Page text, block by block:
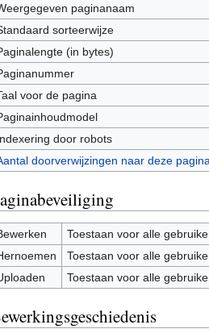
paginanaam
sorteerwijze
(in bytes)
voor de pagina
door robots
doorverwijzingen naar deze
Toestaan voor alle
Toestaan voor alle
Toestaan voor alle